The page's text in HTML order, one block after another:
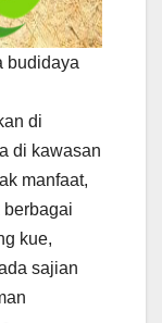
budidaya
di
di kawasan
manfaat,
kue,
sajian